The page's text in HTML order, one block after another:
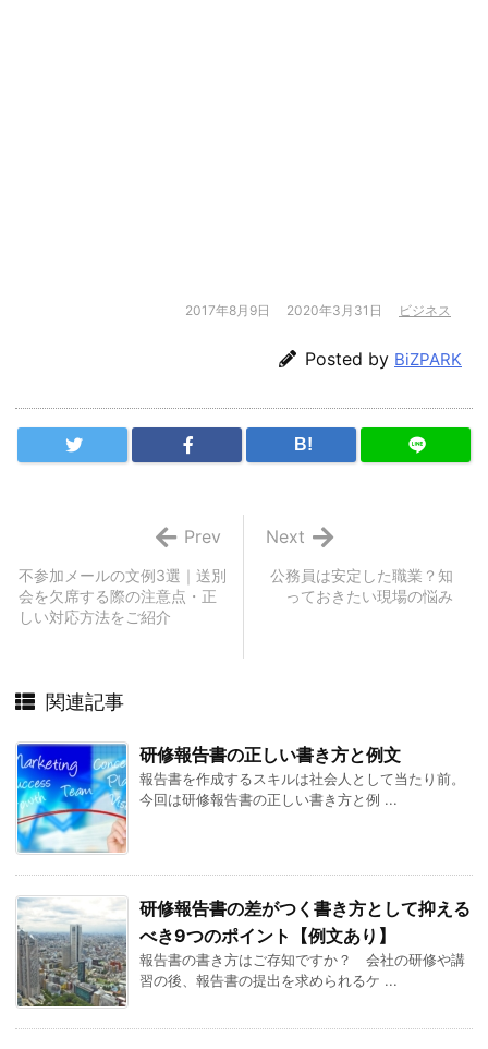
2017年8月9日 2020年3月31日 ビジネス
Posted by BiZPARK
B!
公務員は安定した職業？知
っておきたい現場の悩み
Next
不参加メールの文例3選｜送別
会を欠席する際の注意点・正
しい対応方法をご紹介
Prev
関連記事
研修報告書の正しい書き方と例文
報告書を作成するスキルは社会人として当たり前。
今回は研修報告書の正しい書き方と例 ...
研修報告書の差がつく書き方として抑える
べき9つのポイント【例文あり】
報告書の書き方はご存知ですか？ 会社の研修や講
習の後、報告書の提出を求められるケ ...